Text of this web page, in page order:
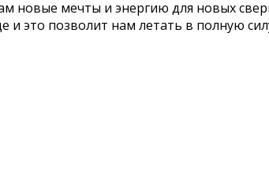
новые мечты и энергию для новых
и это позволит нам летать в полную